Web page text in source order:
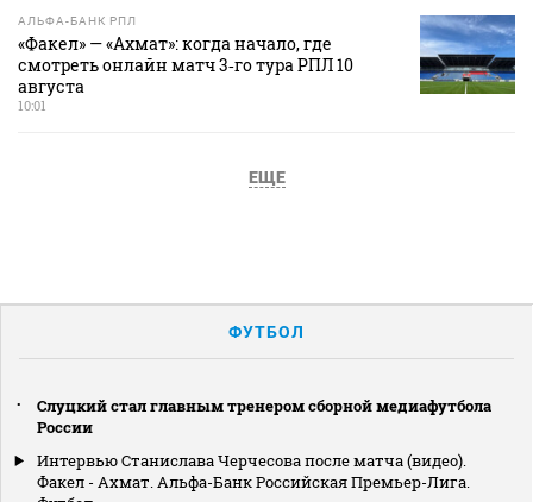
АЛЬФА-БАНК РПЛ
«Факел» — «Ахмат»: когда начало, где
смотреть онлайн матч 3‑го тура РПЛ 10
августа
10:01
ЕЩЕ
ФУТБОЛ
Слуцкий стал главным тренером сборной медиафутбола
России
Интервью Станислава Черчесова после матча (видео).
Факел - Ахмат. Альфа-Банк Российская Премьер-Лига.